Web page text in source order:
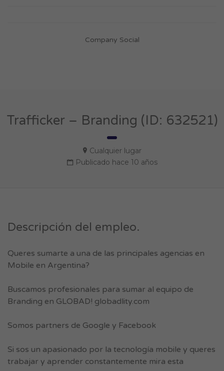
Company Social
Trafficker – Branding (ID: 632521)
Cualquier lugar
Publicado hace 10 años
Descripción del empleo.
Queres sumarte a una de las principales agencias en
Mobile en Argentina?
Buscamos profesionales para sumar al equipo de
Branding en GLOBAD! globadlity.com
Somos partners de Google y Facebook
Si sos un apasionado por la tecnología mobile y queres
trabajar y aprender constantemente mira esta